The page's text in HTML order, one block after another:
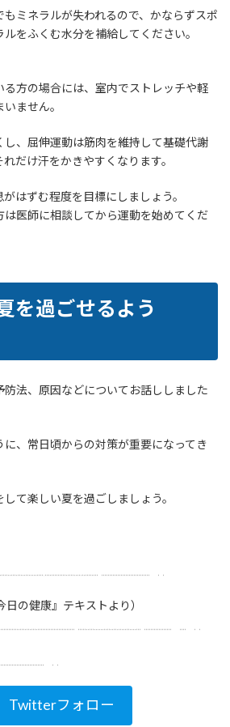
ミネラルが失われるので、かならずスポ
をふくむ水分を補給してください。
る方の場合には、室内でストレッチや軽
ません。
し、屈伸運動は筋肉を維持して基礎代謝
だけ汗をかきやすくなります。
はずむ程度を目標にしましょう。
は医師に相談してから運動を始めてくだ
を過ごせるよう
法、原因などについてお話ししました
、常日頃からの対策が重要になってき
て楽しい夏を過ごしましょう。
の健康』テキストより）
Twitterフォロー